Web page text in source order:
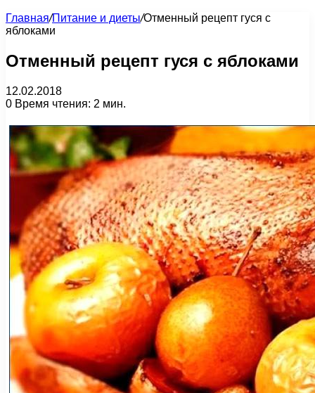
Главная/Питание и диеты/Отменный рецепт гуся с
яблоками
Отменный рецепт гуся с яблоками
12.02.2018
0 Время чтения: 2 мин.